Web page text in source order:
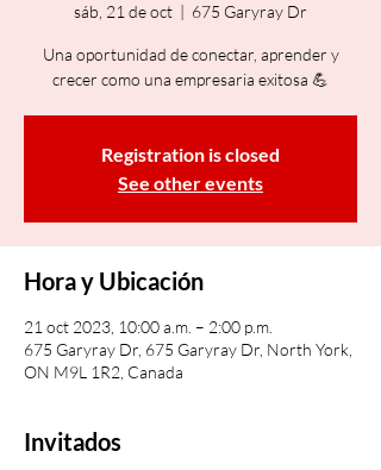
sáb, 21 de oct
  |
675 Garyray Dr
Una oportunidad de conectar, aprender y
crecer como una empresaria exitosa 💪
Registration is closed
See other events
Hora y Ubicación
21 oct 2023, 10:00 a.m. – 2:00 p.m.
675 Garyray Dr, 675 Garyray Dr, North York,
ON M9L 1R2, Canada
Invitados